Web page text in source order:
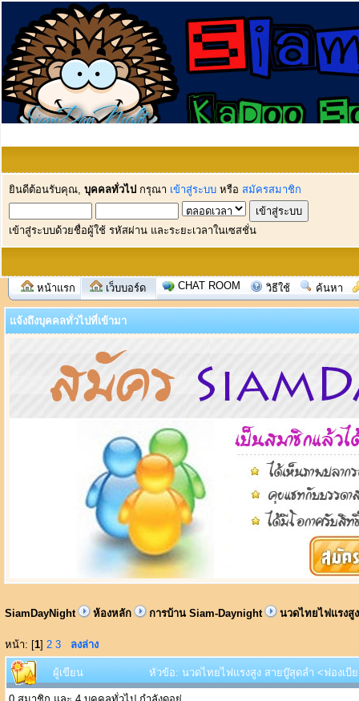
ยินดีต้อนรับคุณ, บุคคลทั่วไป กรุณา เข้าสู่ระบบ หรือ สมัครสมาชิก
เข้าสู่ระบบด้วยชื่อผู้ใช้ รหัสผ่าน และระยะเวลาในเซสชั่น
หน้าแรก เว็บบอร์ด CHAT ROOM วิธีใช้ ค้นหา
แจ้งถึงบุคคลทั่วไปที่เข้ามา
SiamDayNight ห้องหลัก การบ้าน Siam-Daynight นวดไทยไฟแรงสู
หน้า: [1] 2 3 ลงล่าง
ผู้เขียน หัวข้อ: นวดไทยไฟแรงสูง สายบู๊สุดลำ <ฟองเบี